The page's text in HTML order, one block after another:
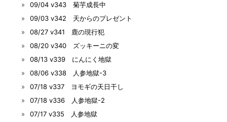
09/04 v343 菊芋成長中
09/03 v342 天からのプレゼント
08/27 v341 鹿の現行犯
08/20 v340 ズッキーニの変
08/13 v339 にんにく地獄
08/06 v338 人参地獄-3
07/18 v337 ヨモギの天日干し
07/18 v336 人参地獄-2
07/17 v335 人参地獄